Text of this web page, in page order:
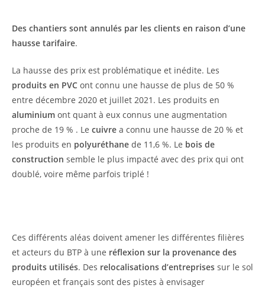
Des chantiers sont annulés par les clients en raison d’une
hausse tarifaire.
La hausse des prix est problématique et inédite. Les
produits en PVC ont connu une hausse de plus de 50 %
entre décembre 2020 et juillet 2021. Les produits en
aluminium ont quant à eux connus une augmentation
proche de 19 % . Le cuivre a connu une hausse de 20 % et
les produits en polyuréthane de 11,6 %. Le bois de
construction semble le plus impacté avec des prix qui ont
doublé, voire même parfois triplé !
Ces différents aléas doivent amener les différentes filières
et acteurs du BTP à une réflexion sur la provenance des
produits utilisés. Des relocalisations d’entreprises sur le sol
européen et français sont des pistes à envisager